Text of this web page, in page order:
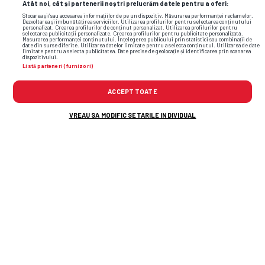
Atât noi, cât și partenerii noștri prelucrăm datele pentru a oferi:
Stocarea și/sau accesarea informațiilor de pe un dispozitiv. Măsurarea performanței reclamelor.
Dezvoltarea și îmbunătățirea serviciilor. Utilizarea profilurilor pentru selectarea conținutului
personalizat. Crearea profilurilor de conținut personalizat. Utilizarea profilurilor pentru
selectarea publicității personalizate. Crearea profilurilor pentru publicitate personalizată.
Măsurarea performanței conținutului. Înțelegerea publicului prin statistici sau combinații de
date din surse diferite. Utilizarea datelor limitate pentru a selecta conținutul. Utilizarea de date
limitate pentru a selecta publicitatea. Date precise de geolocație și identificarea prin scanarea
dispozitivului.
Listă parteneri (furnizori)
ACCEPT TOATE
VREAU SA MODIFIC SETARILE INDIVIDUAL